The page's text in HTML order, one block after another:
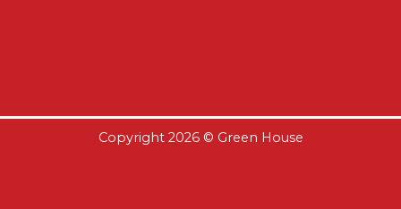
Copyright 2026 © Green House